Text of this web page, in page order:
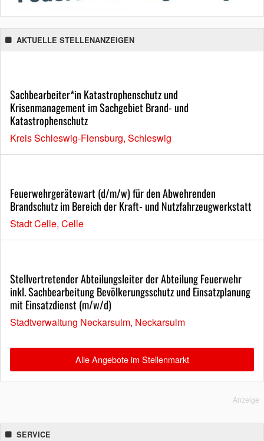
AKTUELLE STELLENANZEIGEN
Sachbearbeiter*in Katastrophenschutz und
Krisenmanagement im Sachgebiet Brand- und
Katastrophenschutz
Kreis Schleswig-Flensburg, Schleswig
Feuerwehrgerätewart (d/m/w) für den Abwehrenden
Brandschutz im Bereich der Kraft- und Nutzfahrzeugwerkstatt
Stadt Celle, Celle
Stellvertretender Abteilungsleiter der Abteilung Feuerwehr
inkl. Sachbearbeitung Bevölkerungsschutz und Einsatzplanung
mit Einsatzdienst (m/w/d)
Stadtverwaltung Neckarsulm, Neckarsulm
Alle Angebote im Stellenmarkt
Anzeige
SERVICE